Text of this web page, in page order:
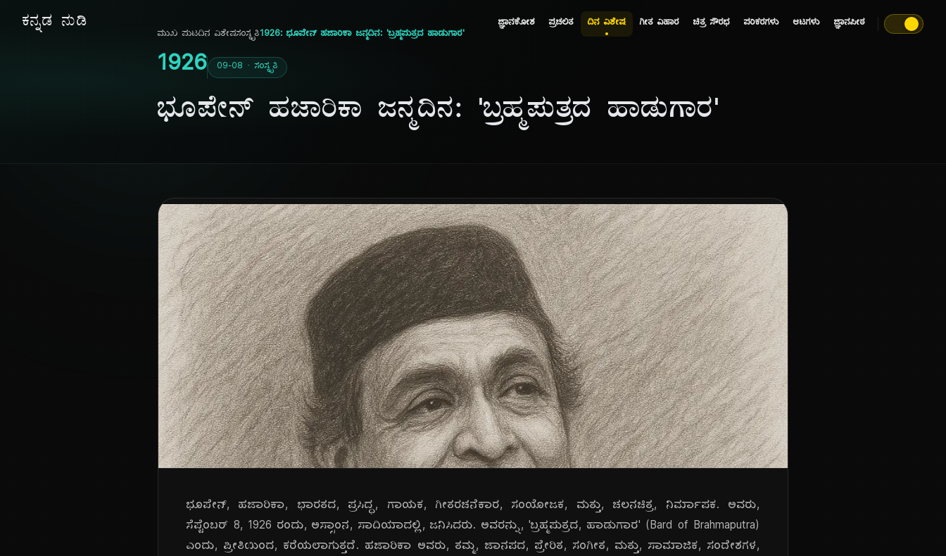
ಕನ್ನಡ ನುಡಿ ಜ್ಞಾನಕೋಶ ಪ್ರಚಲಿತ ದಿನ ವಿಶೇಷ ಗೀತ ವಿಹಾರ ಚಿತ್ರ ಸೌರಭ ಪರಿಕರಗಳು ಆಟಗಳು ಜ್ಞಾನಪೀಠ
ಮುಖ ಪುಟದಿನ ವಿಶೇಷಸಂಸ್ಕೃತಿ1926: ಭೂಪೇನ್ ಹಜಾರಿಕಾ ಜನ್ಮದಿನ: 'ಬ್ರಹ್ಮಪುತ್ರದ ಹಾಡುಗಾರ'
1926 09-08 · ಸಂಸ್ಕೃತಿ
ಭೂಪೇನ್ ಹಜಾರಿಕಾ ಜನ್ಮದಿನ: 'ಬ್ರಹ್ಮಪುತ್ರದ ಹಾಡುಗಾರ'
ಭೂಪೇನ್, ಹಜಾರಿಕಾ, ಭಾರತದ, ಪ್ರಸಿದ್ಧ, ಗಾಯಕ, ಗೀತರಚನೆಕಾರ, ಸಂಯೋಜಕ, ಮತ್ತು, ಚಲನಚಿತ್ರ, ನಿರ್ಮಾಪಕ. ಅವರು,
ಸೆಪ್ಟೆಂಬರ್ 8, 1926 ರಂದು, ಅಸ್ಸಾಂನ, ಸಾದಿಯಾದಲ್ಲಿ, ಜನಿಸಿದರು. ಅವರನ್ನು, 'ಬ್ರಹ್ಮಪುತ್ರದ, ಹಾಡುಗಾರ' (Bard of Brahmaputra)
ಎಂದು, ಪ್ರೀತಿಯಿಂದ, ಕರೆಯಲಾಗುತ್ತದೆ. ಹಜಾರಿಕಾ ಅವರು, ತಮ್ಮ, ಜಾನಪದ, ಪ್ರೇರಿತ, ಸಂಗೀತ, ಮತ್ತು, ಸಾಮಾಜಿಕ, ಸಂದೇಶಗಳ,